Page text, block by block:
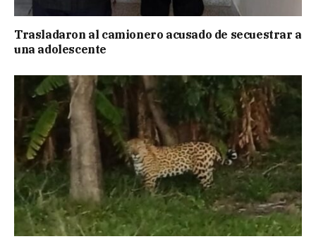
Trasladaron al camionero acusado de secuestrar a
una adolescente